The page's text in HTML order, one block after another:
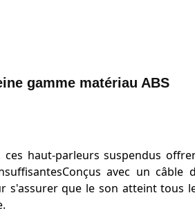
gamme matériau ABS
haut-parleurs suspendus
avec un câble
s'assurer que le son atteint tous